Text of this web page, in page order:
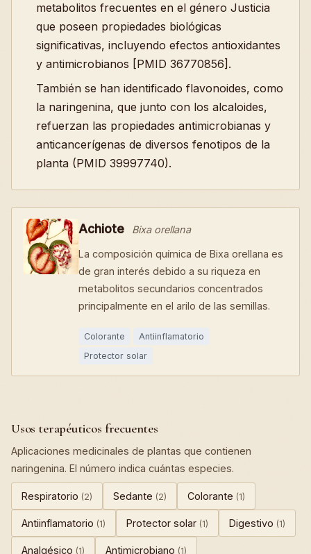
metabolitos frecuentes en el género Justicia
que poseen propiedades biológicas
significativas, incluyendo efectos antioxidantes
y antimicrobianos [PMID 36770856].
También se han identificado flavonoides, como
la naringenina, que junto con los alcaloides,
refuerzan las propiedades antimicrobianas y
anticancerígenas de diversos fenotipos de la
planta (PMID 39997740).
Achiote Bixa orellana
La composición química de Bixa orellana es
de gran interés debido a su riqueza en
metabolitos secundarios concentrados
principalmente en el arilo de las semillas.
Colorante
Antiinflamatorio
Protector solar
Usos terapéuticos frecuentes
Aplicaciones medicinales de plantas que contienen
naringenina. El número indica cuántas especies.
Respiratorio (2) Sedante (2) Colorante (1)
Antiinflamatorio (1) Protector solar (1) Digestivo (1)
Analgésico (1) Antimicrobiano (1)